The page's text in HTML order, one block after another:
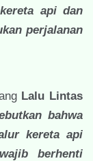
api dan
perjalanan
Lalu Lintas
bahwa
kereta api
berhenti